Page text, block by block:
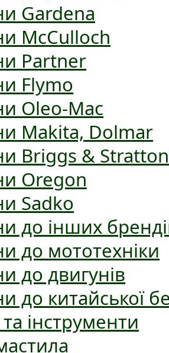
Gardena
McCulloch
Partner
Flymo
Oleo-Mac
Makita, Dolmar
Briggs & Stratton
Oregon
Sadko
до інших
до мототехніки
до двигунів
до китайської
інструменти